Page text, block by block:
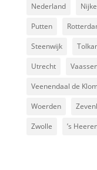
Nederland
Putten
Steenwijk
Utrecht
Veenendaal de
Woerden
Zwolle
’s